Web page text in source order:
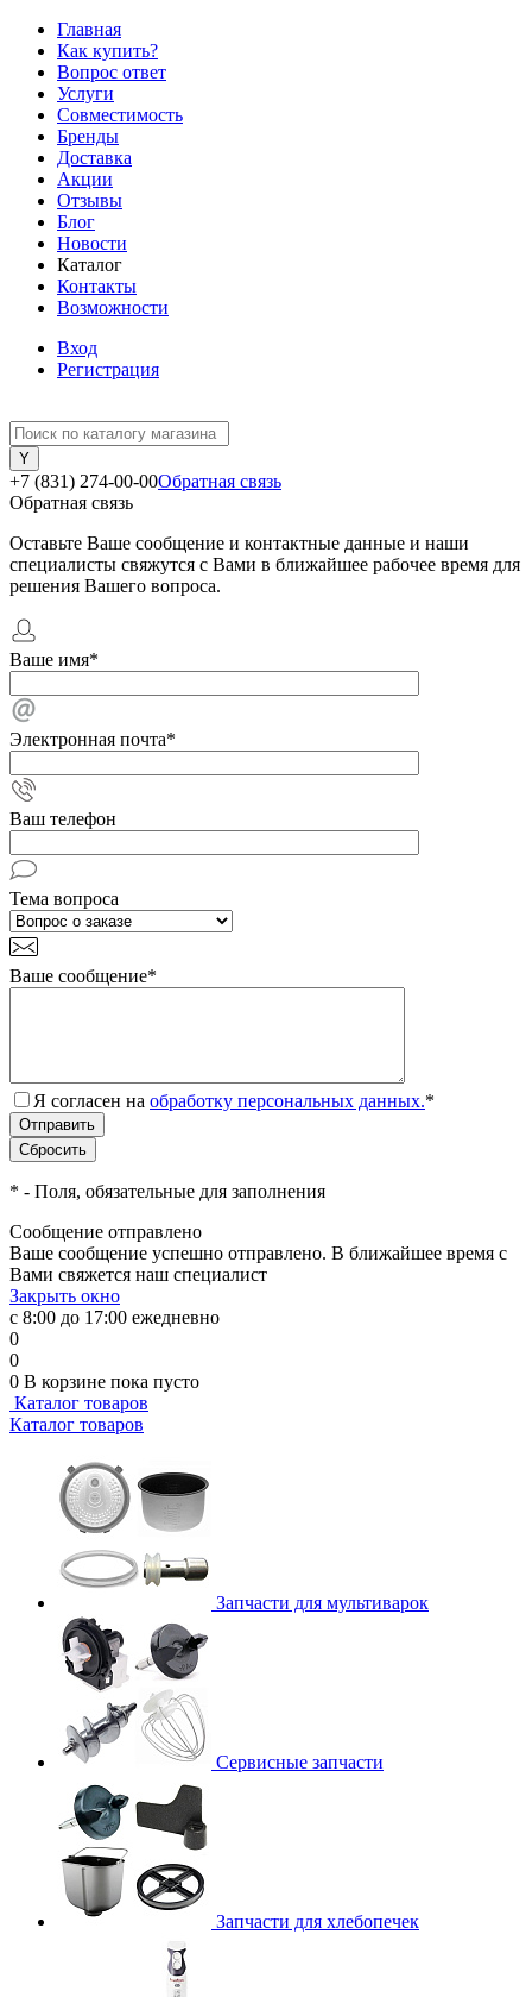
Главная
Как купить?
Вопрос ответ
Услуги
Совместимость
Бренды
Доставка
Акции
Отзывы
Блог
Новости
Каталог
Контакты
Возможности
Вход
Регистрация
+7 (831) 274-00-00Обратная связь
Обратная связь
Оставьте Ваше сообщение и контактные данные и наши
специалисты свяжутся с Вами в ближайшее рабочее время для
решения Вашего вопроса.
Ваше имя*
Электронная почта*
Ваш телефон
Тема вопроса
Ваше сообщение*
Я согласен на обработку персональных данных.*
* - Поля, обязательные для заполнения
Сообщение отправлено
Ваше сообщение успешно отправлено. В ближайшее время с
Вами свяжется наш специалист
Закрыть окно
с 8:00 до 17:00 ежедневно
0
0
0 В корзине пока пусто
Каталог товаров
Каталог товаров
Запчасти для мультиварок
Сервисные запчасти
Запчасти для хлебопечек